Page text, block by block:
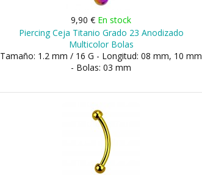
9,90 € En stock
Piercing Ceja Titanio Grado 23 Anodizado
Multicolor Bolas
Tamaño: 1.2 mm / 16 G - Longitud: 08 mm, 10 mm
- Bolas: 03 mm